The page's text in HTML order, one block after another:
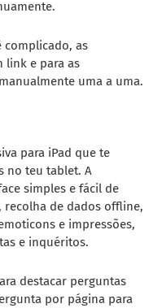
complicado, as
link e para as
uma a uma.
para iPad que te
no teu tablet. A
simples e fácil de
de dados offline,
e impressões,
e inquéritos.
destacar perguntas
por página para